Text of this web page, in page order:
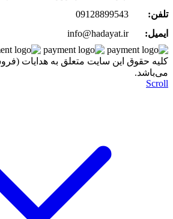
تلفن:
09128899543
ایمیل:
info@hadayat.ir
کليه حقوق اين سايت متعلق به هدایات
می‌باشد.
Scroll